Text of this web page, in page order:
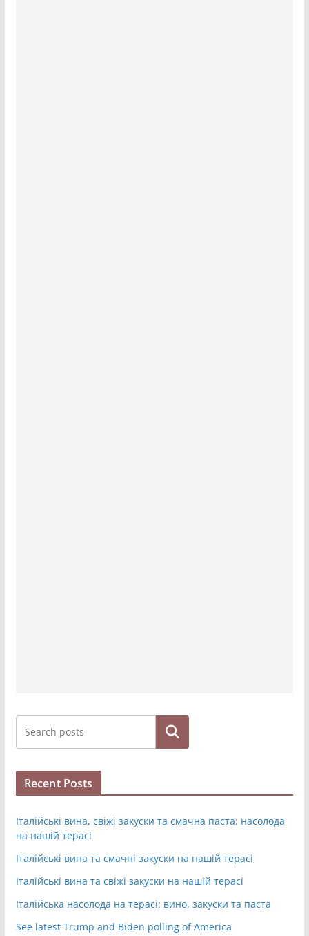
Hledat
Recent Posts
Італійські вина, свіжі закуски та смачна паста: насолода
на нашій терасі
Італійські вина та смачні закуски на нашій терасі
Італійські вина та свіжі закуски на нашій терасі
Італійська насолода на терасі: вино, закуски та паста
See latest Trump and Biden polling of America